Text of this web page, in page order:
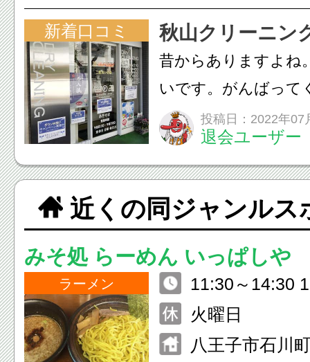
新着口コミ 秋山クリーニン
昔からありますよね
いです。がんばって
投稿日：2022年07
退会ユーザー
近くの同ジャンルス
みそ処 らーめん いっぱしや
ラーメン
11:30～14:30
火曜日
八王子市石川